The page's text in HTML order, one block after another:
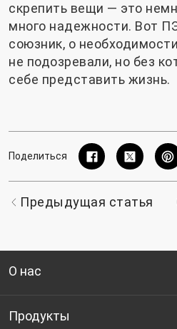
скрепить вещи — это
много надежности. Вот
союзник, о
не подозревали, но без
себе представить жизнь.
Поделиться
Предыдущая статья
О нас
Кто мы
Продукты